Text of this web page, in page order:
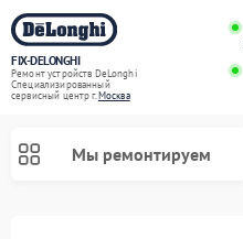
FIX-DELONGHI
Ремонт устройств DeLonghi
Специализированный
cервисный центр г.Москва
Мы ремонтируем